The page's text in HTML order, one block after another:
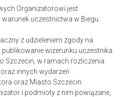
Organizatorowi jest
uczestnictwa w Biegu.
z udzieleniem zgody na
wizerunku uczestnika
Szczecin, w ramach rozliczenia
innych wydarzeń
oraz Miasto Szczecin.
i podmioty z nim powiązane,